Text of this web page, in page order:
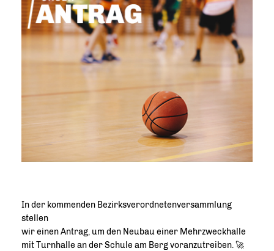
In der kommenden Bezirksverordnetenversammlung
stellen
wir einen Antrag, um den Neubau einer Mehrzweckhalle
mit Turnhalle an der Schule am Berg voranzutreiben. 🚀